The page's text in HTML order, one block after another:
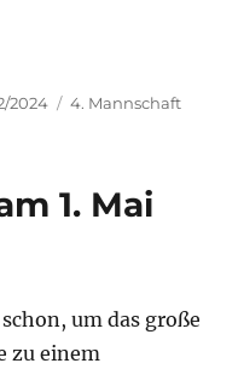
2024 Kategorien
4. Mannschaft
1. Mai
um das große
zu einem